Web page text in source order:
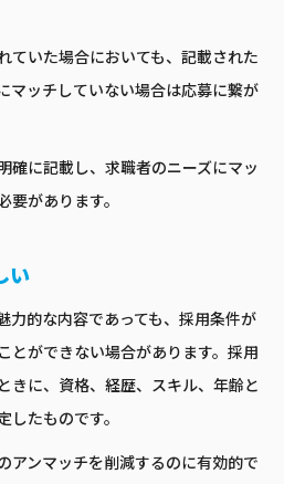
ていた場合においても、記載された
マッチしていない場合は応募に繋が
確に記載し、求職者のニーズにマッ
があります。
い
力的な内容であっても、採用条件が
とができない場合があります。採用
きに、資格、経歴、スキル、年齢と
たものです。
アンマッチを削減するのに有効的で